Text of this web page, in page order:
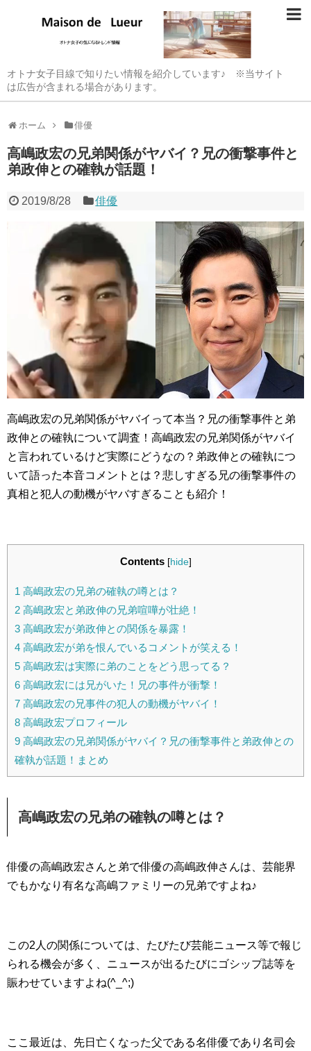
オトナ女子目線で知りたい情報を紹介しています♪ ※当サイト
は広告が含まれる場合があります。
ホーム 俳優
高嶋政宏の兄弟関係がヤバイ？兄の衝撃事件と
弟政伸との確執が話題！
2019/8/28 俳優
高嶋政宏の兄弟関係がヤバイって本当？兄の衝撃事件と弟
政伸との確執について調査！高嶋政宏の兄弟関係がヤバイ
と言われているけど実際にどうなの？弟政伸との確執につ
いて語った本音コメントとは？悲しすぎる兄の衝撃事件の
真相と犯人の動機がヤバすぎることも紹介！
Contents [hide]
1 高嶋政宏の兄弟の確執の噂とは？
2 高嶋政宏と弟政伸の兄弟喧嘩が壮絶！
3 高嶋政宏が弟政伸との関係を暴露！
4 高嶋政宏が弟を恨んでいるコメントが笑える！
5 高嶋政宏は実際に弟のことをどう思ってる？
6 高嶋政宏には兄がいた！兄の事件が衝撃！
7 高嶋政宏の兄事件の犯人の動機がヤバイ！
8 高嶋政宏プロフィール
9 高嶋政宏の兄弟関係がヤバイ？兄の衝撃事件と弟政伸との
確執が話題！まとめ
高嶋政宏の兄弟の確執の噂とは？
俳優の高嶋政宏さんと弟で俳優の高嶋政伸さんは、芸能界
でもかなり有名な高嶋ファミリーの兄弟ですよね♪
この2人の関係については、たびたび芸能ニュース等で報じ
られる機会が多く、ニュースが出るたびにゴシップ誌等を
賑わせていますよね(^_^;)
ここ最近は、先日亡くなった父である名俳優であり名司会